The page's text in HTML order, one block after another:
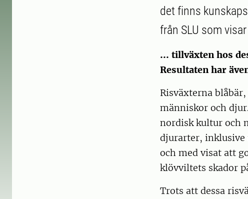
det finns
från SLU som
... tillväxten hos
Resultaten har
Risväxterna
människor och
nordisk kultur och
djurarter,
och med visat att
klövviltets skador
Trots att dessa